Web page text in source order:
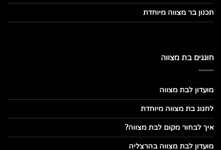
תכנון בר מצווה מיוחדת
חוגגים בת מצווה
מועדון לבת מצווה
לחגוג בת מצווה מיוחדת
איך לבחור מקום לבת מצווה?
מועדון לבת מצווה בהרצליה